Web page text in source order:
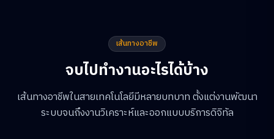
เส้นทางอาชีพ
จบไปทำงานอะไรได้บ้าง
เส้นทางอาชีพในสายเทคโนโลยีมีหลายบทบาท ตั้งแต่งานพัฒนา
ระบบจนถึงงานวิเคราะห์และออกแบบบริการดิจิทัล